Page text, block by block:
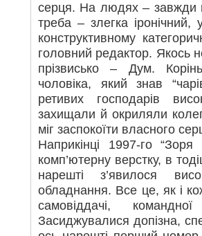
серця. На людях – завжди
треба – злегка
конструктивному
головний редактор. Якось
прізвисько – Дум.
чоловіка, який знав
ретивих господарів
захищали й окриляли
міг заспокоїти власного
Наприкінці 1997-го
комп’ютерну верстку, в
нарешті з’явилося
обладнання. Все це, як і
самовіддачі,
Засиджувалися допізна,